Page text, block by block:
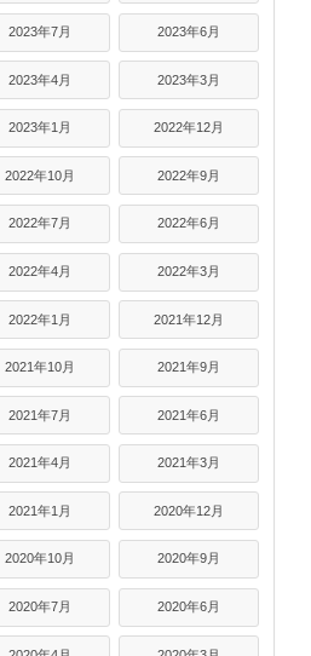
2023年7月 2023年6月
2023年4月 2023年3月
2023年1月 2022年12月
2022年10月 2022年9月
2022年7月 2022年6月
2022年4月 2022年3月
2022年1月 2021年12月
2021年10月 2021年9月
2021年7月 2021年6月
2021年4月 2021年3月
2021年1月 2020年12月
2020年10月 2020年9月
2020年7月 2020年6月